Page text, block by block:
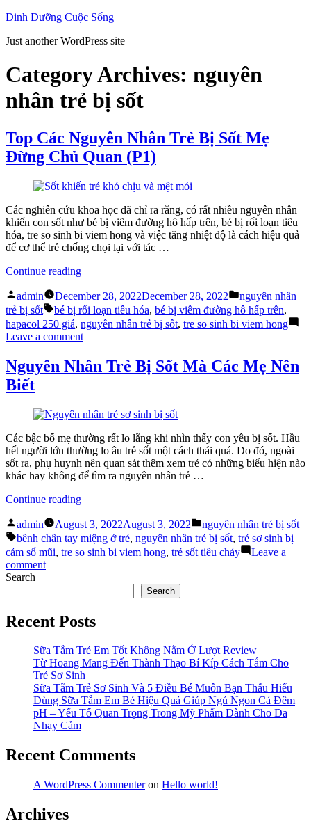
Skip
content
Dinh Dưỡng Cuộc Sống
Just another WordPress site
Category Archives: nguyên
nhân trẻ bị sốt
Top Các Nguyên Nhân Trẻ Bị Sốt Mẹ
Đừng Chủ Quan (P1)
Các nghiên cứu khoa học đã chỉ ra rằng, có rất nhiều nguyên nhân
khiến con sốt như bé bị viêm đường hô hấp trên, bé bị rối loạn tiêu
hóa, tre so sinh bi viem hong và việc tăng nhiệt độ là cách hiệu quả
để cơ thể trẻ chống chọi lại với tác …
Continue reading“Top
Nguyên
Nhân
Trẻ
Bị
Sốt
Mẹ
Đừng
(P1)”
Posted
by
admin December 28, 2022December 28, 2022
Posted
in
nguyên nhân
trẻ bị sốt
Tags:
bé bị rối loạn tiêu hóa, bé bị viêm đường hô hấp trên,
hapacol 250 giá, nguyên nhân trẻ bị sốt, tre so sinh bi viem hong
Leave a commenton
Các
Nguyên
Bị
Sốt
Mẹ
Đừng
Chủ
Quan
Nguyên Nhân Trẻ Bị Sốt Mà Các Mẹ Nên
Biết
Các bậc bố mẹ thường rất lo lắng khi nhìn thấy con yêu bị sốt. Hầu
hết người lớn thường lo âu trẻ sốt một cách thái quá. Do đó, ngoài
sốt ra, phụ huynh nên quan sát thêm xem trẻ có những biểu hiện nào
khác hay không để tìm ra nguyên nhân trẻ …
Continue reading“Nguyên
Trẻ
Bị
Sốt
Mà
Mẹ
Nên
Posted
by
admin August 3, 2022August 3, 2022
Posted
in
nguyên nhân trẻ bị sốt
Tags:
bênh chân tay miệng ở trẻ, nguyên nhân trẻ bị sốt, trẻ sơ sinh bị
cảm sổ mũi, tre so sinh bi viem hong, trẻ sốt tiêu chảy
Leave a
commenton
Trẻ
Sốt
Các
Mẹ
Nên
Biết
Search
Search
Recent Posts
Sữa Tắm Trẻ Em Tốt Không Nằm Ở Lượt Review
Từ Hoang Mang Đến Thành Thạo Bí Kíp Cách Tắm Cho
Trẻ Sơ Sinh
Sữa Tắm Trẻ Sơ Sinh Và 5 Điều Bé Muốn Bạn Thấu Hiểu
Dùng Sữa Tắm Em Bé Hiệu Quả Giúp Ngủ Ngon Cả Đêm
pH – Yếu Tố Quan Trọng Trong Mỹ Phẩm Dành Cho Da
Nhạy Cảm
Recent Comments
A WordPress Commenteron Hello world!
Archives